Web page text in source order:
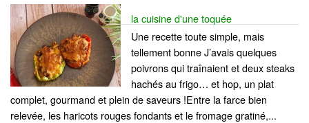
la cuisine d'une toquée
Une recette toute simple, mais
tellement bonne J’avais quelques
poivrons qui traînaient et deux steaks
hachés au frigo… et hop, un plat
complet, gourmand et plein de saveurs !Entre la farce bien
relevée, les haricots rouges fondants et le fromage gratiné,...